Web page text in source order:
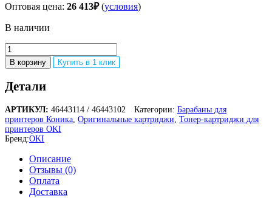
Оптовая цена: 26 413₽(условия)
В наличии
Количество
товара
Оригинальный
лазерный
картридж
46443114
/
46443102
для
C833DN,
C843DN
В корзину Купить в 1 клик
Детали
АРТИКУЛ: 46443114 / 46443102 Категории: Барабаны для
принтеров Коника Оригинальные картриджи Тонер-картриджи для
принтеров OKI
Бренд:OKI
Описание
Отзывы (0)
Оплата
Доставка